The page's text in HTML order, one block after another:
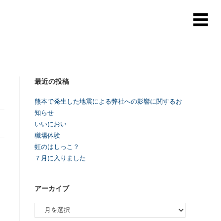
最近の投稿
熊本で発生した地震による弊社への影響に関するお
知らせ
いいにおい
職場体験
虹のはしっこ？
７月に入りました
アーカイブ